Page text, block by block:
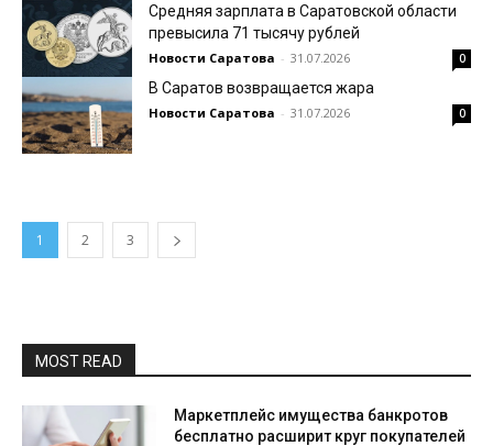
Средняя зарплата в Саратовской области
превысила 71 тысячу рублей
Новости Саратова - 31.07.2026 0
В Саратов возвращается жара
Новости Саратова - 31.07.2026 0
1 2 3
MOST READ
Маркетплейс имущества банкротов
бесплатно расширит круг покупателей